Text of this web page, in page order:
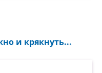
и крякнуть...